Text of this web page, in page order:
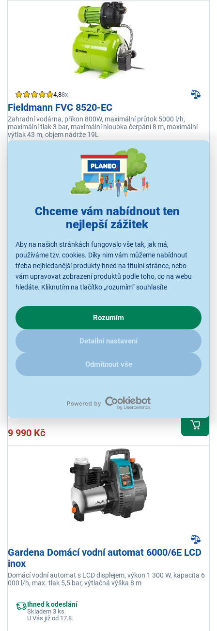
Chceme vám nabídnout ten
nejlepší zážitek
Aby na našich stránkách fungovalo vše tak, jak má,
používáme tzv. cookies. Díky nim vám můžeme nabídnout
třeba nejhledanější produkty hned na titulní stránce, nebo
vám upravovat zobrazení produktů podle toho, co na webu
hledáte. Kliknutím na tlačítko „rozumím“ souhlasíte
chování na webu pro zobrazení cílených reklam. Pokud vás
zajímají detaily, jak u nás s cookies a dalšími údaji pracujeme,
kliknětesem.
Rozumím
Detailní nastavení
Odmítnout vše
4,88x
Fieldmann FVC 8520-EC
Zahradní vodárna, příkon 800W, maximální průtok 5000 l/h,
maximální tlak 3 bar, maximální hloubka čerpání 8 m, maximální
výtlak 43 m, objem nádrže 19L
Odběr do 15 minut
Gardena Smart Domácí vodní automat 5000/5
Domácí vodní automat, výkon 1 300 W, kapacita 5 000 l/h, max.
tlak 5 bar, výtlačná výška 8 m, smart ovládání
9 990 Kč
Gardena Domácí vodní automat 6000/6E LCD
inox
Domácí vodní automat s LCD displejem, výkon 1 300 W, kapacita 6
000 l/h, max. tlak 5,5 bar, výtlačná výška 8 m
Ihned k odeslání
Skladem 3 ks.
U Vás již od 17.8.